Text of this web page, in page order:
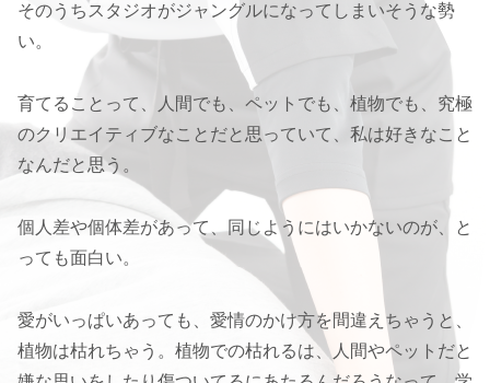
そのうちスタジオがジャングルになってしまいそうな勢
い。
育てることって、人間でも、ペットでも、植物でも、究極
のクリエイティブなことだと思っていて、私は好きなこと
なんだと思う。
個人差や個体差があって、同じようにはいかないのが、と
っても面白い。
愛がいっぱいあっても、愛情のかけ方を間違えちゃうと、
植物は枯れちゃう。植物での枯れるは、人間やペットだと